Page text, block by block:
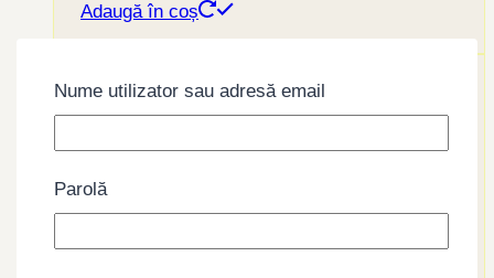
Adaugă în coș
kishida yuzu su , 1.8L
Nume utilizator sau adresă email
Parolă